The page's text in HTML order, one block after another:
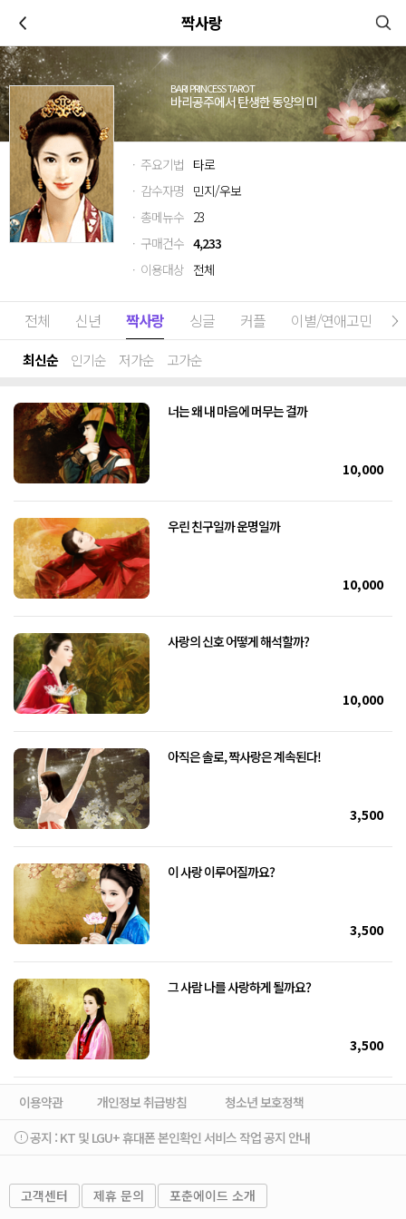
짝사랑
BARI PRINCESS TAROT
바리공주에서 탄생한 동양의 미
· 주요기법 타로
· 감수자명 민지/우보
· 총메뉴수 23
· 구매건수 4,233
· 이용대상 전체
전체 신년 짝사랑 싱글 커플 이별/연애고민
최신순 인기순 저가순 고가순
너는 왜 내 마음에 머무는 걸까
10,000
우린 친구일까 운명일까
10,000
사랑의 신호 어떻게 해석할까?
10,000
아직은 솔로, 짝사랑은 계속된다!
3,500
이 사랑 이루어질까요?
3,500
그 사람 나를 사랑하게 될까요?
3,500
이용약관 개인정보 취급방침
청소년 보호정책
공지 : KT 및 LGU+ 휴대폰 본인확인 서비스 작업 공지 안내
고객센터 제휴 문의 포춘에이드 소개